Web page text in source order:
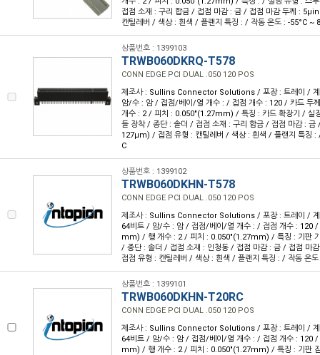
접점 소재 : 구리 합금 / 접점 마감 : 금 / 접점 마감 두께 :
캔틸레버 / 색상 : 흰색 / 플랜지 특징 : / 작동 온도 : -55°C ~
상품번호 : 1399103
TRWB060DKRQ-T578
CONN EDGE PCI DUAL .050 120 POS
제조사 : Sullins Connector Solutions / 포장 : 트레이 /
암/수 : 암 / 접점/베이/열 개수 : / 접점 개수 : 120 / 카드
개수 : 2 / 피치 : 0.050"(1.27mm) / 특징 : 카드 확장기 / 실
들 장착 / 종단 : 솔더 / 접점 소재 : 구리 합금 / 접점 마감 :
127µm) / 접점 유형 : 캔틸레버 / 색상 : 흰색 / 플랜지 특징 :
C
상품번호 : 1399102
TRWB060DKHN-T578
CONN EDGE PCI DUAL .050 120 POS
제조사 : Sullins Connector Solutions / 포장 : 트레이 / 계
64비트 / 암/수 : 암 / 접점/베이/열 개수 : / 접점 개수 : 120
mm) / 행 개수 : 2 / 피치 : 0.050"(1.27mm) / 특징 : 기판
/ 종단 : 솔더 / 접점 소재 : 인청동 / 접점 마감 : 금 / 접점 마
접점 유형 : 캔틸레버 / 색상 : 흰색 / 플랜지 특징 : / 작동 온
상품번호 : 1399101
TRWB060DKHN-T20RC
CONN EDGE PCI DUAL .050 120 POS
제조사 : Sullins Connector Solutions / 포장 : 트레이 / 계
64비트 / 암/수 : 암 / 접점/베이/열 개수 : / 접점 개수 : 120
mm) / 행 개수 : 2 / 피치 : 0.050"(1.27mm) / 특징 : 기판